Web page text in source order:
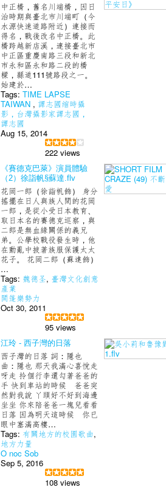
中正橋，舊名川端橋，因日
治時期與臺北市川端町（今
水源快速道路附近）連接而
得名，戰後改名中正橋。此
橋跨越新店溪，連接臺北市
中正區重慶南路三段和新北
市永和區永和路二段的橋
樑，縣道111號路段之一。
始建於…
Tags: TIME LAPSE
TAIWAN , 譚志國缩時攝
影，台灣攝影家譚志國，
譚志國
Aug 15, 2014
222 views
《賽德克巴萊》演員體驗
（2）徐詣帆§蘇達.flv
花岡一郎（徐詣帆飾） 身分
搖擺在日人與族人間的花岡
一郎，是從小受日本教育、
取日本名的賽德克巡察，與
二郎是無血緣關係的義兄
弟。公學校戰役發生時，他
在動亂中披著族服保護太太
花子。 花岡二郎（蘇達飾）
…
Tags: 魏德圣, 臺灣文化創意
產業
開篷樂勢力
Oct 30, 2011
95 views
江玲 - 西子灣的日落
西子灣的日落 詞：隱也
曲：隱也 那天我滿心喜悅走
呀走 拎個行李還勾著爸爸的
手 快到車站的時候 爸爸突
然對我說 丫頭好不好到海邊
坐坐 你來陪爸爸一塊兒看看
日落 因為明天這時候 你已
眼中塞滿高樓…
Tags: 有關地方的校園歌曲,
地方力量
O noc Sob
Sep 5, 2016
108 views